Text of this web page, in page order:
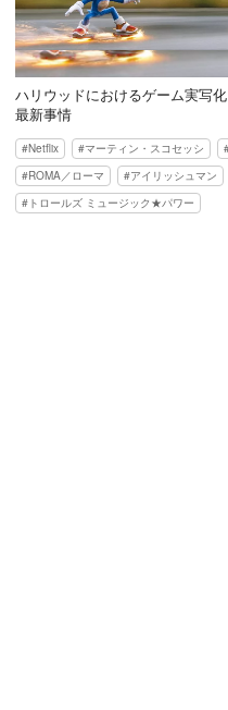
ハリウッドにおけるゲーム実写化
最新事情
Netflix マーティン・スコセッシ
ROMA／ローマ
アイリッシュマン
トロールズ ミュージック★パワー